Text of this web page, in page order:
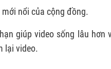
nổi của cộng đồng.
giúp video sống lâu hơn
lại video.